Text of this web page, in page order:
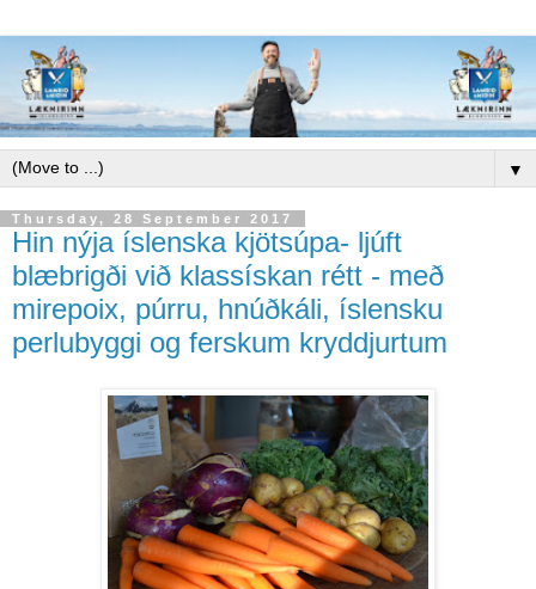
▼
Thursday, 28 September 2017
Hin nýja íslenska kjötsúpa- ljúft
blæbrigði við klassískan rétt - með
mirepoix, púrru, hnúðkáli, íslensku
perlubyggi og ferskum kryddjurtum